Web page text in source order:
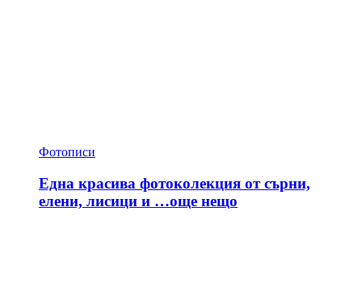
Фотописи
Една красива фотоколекция от сърни,
елени, лисици и …още нещо